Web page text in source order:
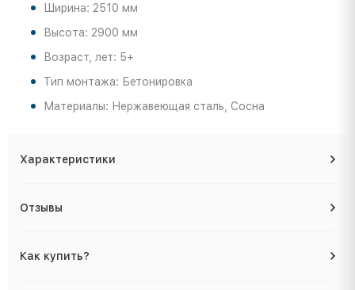
Ширина: 2510 мм
Высота: 2900 мм
Возраст, лет: 5+
Тип монтажа: Бетонировка
Материалы: Нержавеющая сталь, Сосна
Характеристики
Отзывы
Как купить?